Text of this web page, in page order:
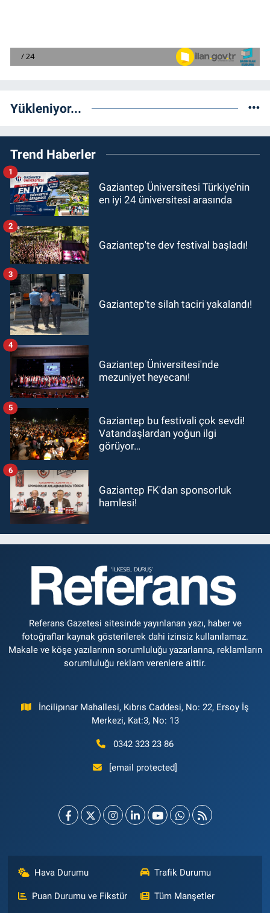
Yükleniyor...
Trend Haberler
Gaziantep Üniversitesi Türkiye’nin
en iyi 24 üniversitesi arasında
1
Gaziantep'te dev festival başladı!
2
Gaziantep’te silah taciri yakalandı!
3
Gaziantep Üniversitesi'nde
mezuniyet heyecanı!
4
Gaziantep bu festivali çok sevdi!
Vatandaşlardan yoğun ilgi
görüyor…
5
Gaziantep FK'dan sponsorluk
hamlesi!
6
Referans Gazetesi sitesinde yayınlanan yazı, haber ve
fotoğraflar kaynak gösterilerek dahi izinsiz kullanılamaz.
Makale ve köşe yazılarının sorumluluğu yazarlarına, reklamların
sorumluluğu reklam verenlere aittir.
İncilipınar Mahallesi, Kıbrıs Caddesi, No: 22, Ersoy İş
Merkezi, Kat:3, No: 13
0342 323 23 86
[email protected]
Hava Durumu Trafik Durumu
Puan Durumu ve Fikstür Tüm Manşetler